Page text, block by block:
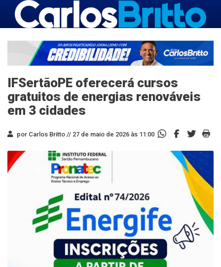
IFSertãoPE oferecerá cursos
gratuitos de energias renováveis
em 3 cidades
por Carlos Britto // 27 de maio de 2026 às 11:00